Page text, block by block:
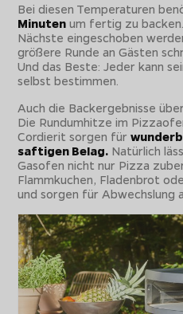
Bei diesen Temperaturen
Minuten um fertig zu
Nächste eingeschoben
größere Runde an Gästen
Und das Beste: Jeder kann
selbst bestimmen.
Auch die Backergebnisse
Die Rundumhitze im
Cordierit sorgen für
saftigen Belag. Natürlich
Gasofen nicht nur Pizza
Flammkuchen, Fladenbrot
und sorgen für Abwechslung